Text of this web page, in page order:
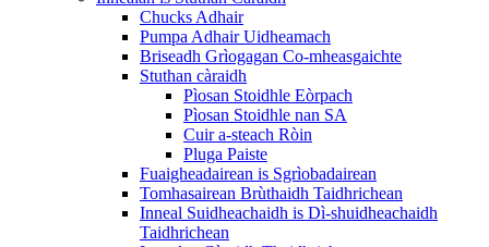
Chucks Adhair
Pumpa Adhair Uidheamach
Briseadh Grìogagan Co-mheasgaichte
Stuthan càraidh
Pìosan Stoidhle Eòrpach
Pìosan Stoidhle nan SA
Cuir a-steach Ròin
Pluga Paiste
Fuaigheadairean is Sgrìobadairean
Tomhasairean Brùthaidh Taidhrichean
Inneal Suidheachaidh is Dì-shuidheachaidh
Taidhrichean